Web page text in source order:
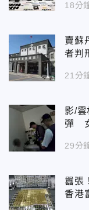
18分
賣蘇
者判
21分
影/
彈
29分
囂張
香港